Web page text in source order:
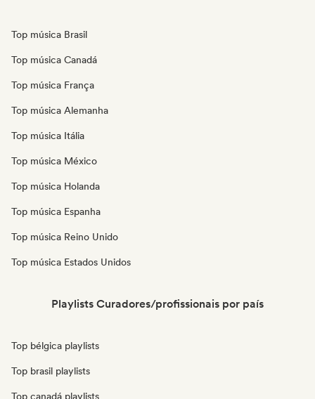
Top música Brasil
Top música Canadá
Top música França
Top música Alemanha
Top música Itália
Top música México
Top música Holanda
Top música Espanha
Top música Reino Unido
Top música Estados Unidos
Playlists Curadores/profissionais por país
Top bélgica playlists
Top brasil playlists
Top canadá playlists